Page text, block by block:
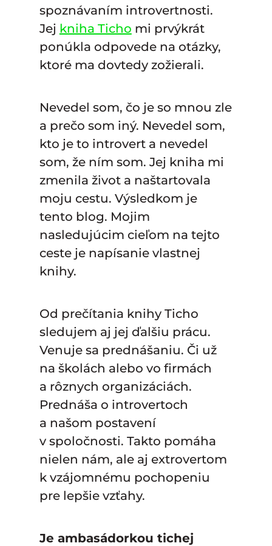
spoznávaním introvertnosti.
Jej kniha Ticho mi prvýkrát
ponúkla odpovede na otázky,
ktoré ma dovtedy zožierali.
Nevedel som, čo je so mnou zle
a prečo som iný. Nevedel som,
kto je to introvert a nevedel
som, že ním som. Jej kniha mi
zmenila život a naštartovala
moju cestu. Výsledkom je
tento blog. Mojim
nasledujúcim cieľom na tejto
ceste je napísanie vlastnej
knihy.
Od prečítania knihy Ticho
sledujem aj jej ďalšiu prácu.
Venuje sa prednášaniu. Či už
na školách alebo vo firmách
a rôznych organizáciách.
Prednáša o introvertoch
a našom postavení
v spoločnosti. Takto pomáha
nielen nám, ale aj extrovertom
k vzájomnému pochopeniu
pre lepšie vzťahy.
Je ambasádorkou tichej